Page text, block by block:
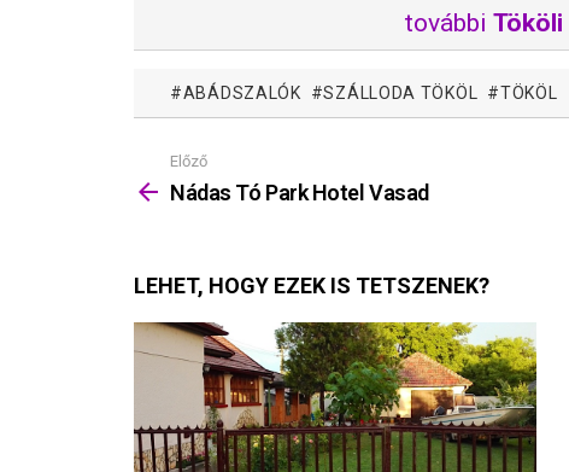
további Tököli
ABÁDSZALÓK SZÁLLODA TÖKÖL TÖKÖL
Mutass
többet
Előző
Nádas Tó Park Hotel Vasad
LEHET, HOGY EZEK IS TETSZENEK?